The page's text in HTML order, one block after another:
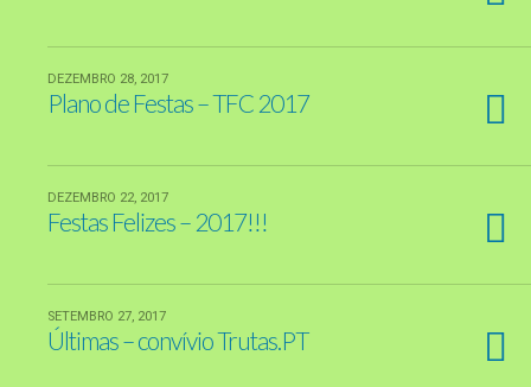
DEZEMBRO 28, 2017
Plano de Festas – TFC 2017
DEZEMBRO 22, 2017
Festas Felizes – 2017!!!
SETEMBRO 27, 2017
Últimas – convívio Trutas.PT